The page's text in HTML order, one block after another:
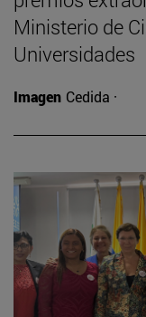
Ministerio de
Universidades
Imagen Cedida ·